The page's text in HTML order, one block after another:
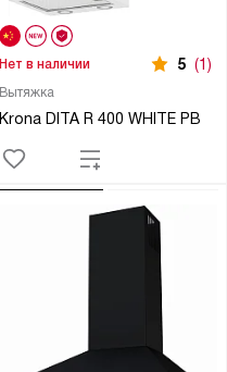
Вытяжка
Krona DITA R 400 WHITE PB
Нет в наличии 5 (1)